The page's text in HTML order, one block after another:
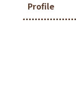
Profile